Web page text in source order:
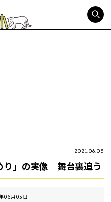
2021.06.05
り」の実像 舞台裏追う
06月05日